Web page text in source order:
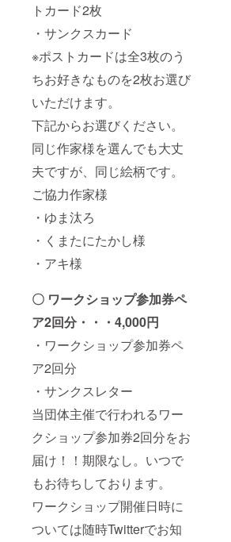
トカード2枚
・サンクスカード
※ポストカードは全3枚のう
ちお好きなものを2枚お選び
いただけます。
下記からお選びください。
同じ作家様を選んでも大丈
夫ですが、同じ絵柄です。
ご協力作家様
・ゆま汰ろ
・くまたにたかし様
・アキ様
〇 ワークショップ参加券ペ
ア2回分・・・4,000円
・ワークショップ参加券ペ
ア2回分
・サンクスレター
当団体主催で行われるワー
クショップ参加券2回分をお
届け！！期限なし。いつで
もお待ちしております。
ワークショップ開催日時に
ついては随時Twitterでお知